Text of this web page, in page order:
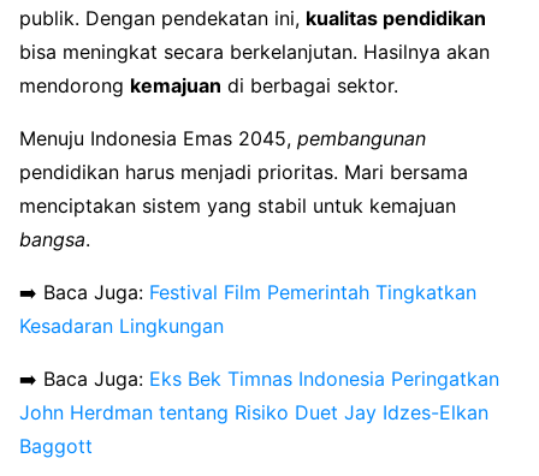
publik. Dengan pendekatan ini, kualitas pendidikan
bisa meningkat secara berkelanjutan. Hasilnya akan
mendorong kemajuan di berbagai sektor.
Menuju Indonesia Emas 2045, pembangunan
pendidikan harus menjadi prioritas. Mari bersama
menciptakan sistem yang stabil untuk kemajuan
bangsa.
➡️ Baca Juga: Festival Film Pemerintah Tingkatkan
Kesadaran Lingkungan
➡️ Baca Juga: Eks Bek Timnas Indonesia Peringatkan
John Herdman tentang Risiko Duet Jay Idzes-Elkan
Baggott